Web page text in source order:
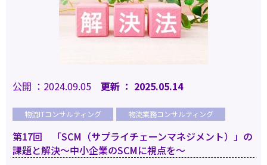
公開 ：2024.09.05 更新 ： 2025.05.14
物流ITコンサルティング 物流業務コンサルティング
第17回 「SCM（サプライチェーンマネジメント）」の
課題と解決～中小企業のSCMに視点を～